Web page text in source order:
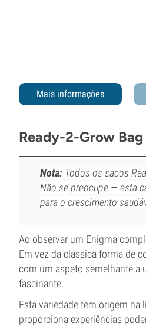
Mais informações
Ready-2-Grow
Nota: Todos os sacos
Não se preocupe — esta
para o crescimento
Ao observar um Enigma
Em vez da clássica forma de
com um aspeto semelhante a
fascinante.
Esta variedade tem origem na
proporciona experiências